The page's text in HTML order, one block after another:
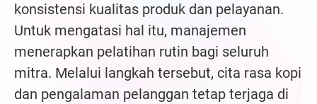
konsistensi kualitas produk dan pelayanan.
Untuk mengatasi hal itu, manajemen
menerapkan pelatihan rutin bagi seluruh
mitra. Melalui langkah tersebut, cita rasa kopi
dan pengalaman pelanggan tetap terjaga di